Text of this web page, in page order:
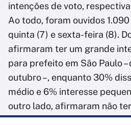
intenções de voto,
Ao todo, foram ouvidos
quinta (7) e sexta-feira (8).
afirmaram ter um grande
para prefeito em São Paulo
outubro –, enquanto 30%
médio e 6% interesse
outro lado, afirmaram não